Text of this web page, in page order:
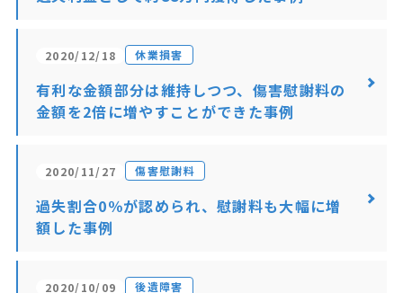
2020/12/18 休業損害
有利な金額部分は維持しつつ、傷害慰謝料の
金額を2倍に増やすことができた事例
2020/11/27 傷害慰謝料
過失割合0％が認められ、慰謝料も大幅に増
額した事例
2020/10/09 後遺障害